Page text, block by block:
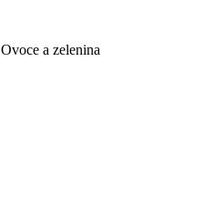
Ovoce a zelenina